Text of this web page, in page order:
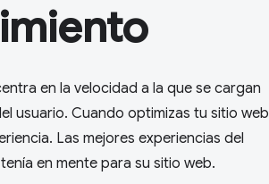
en la velocidad a la que se cargan
usuario. Cuando optimizas tu sitio web
Las mejores experiencias del
en mente para su sitio web.